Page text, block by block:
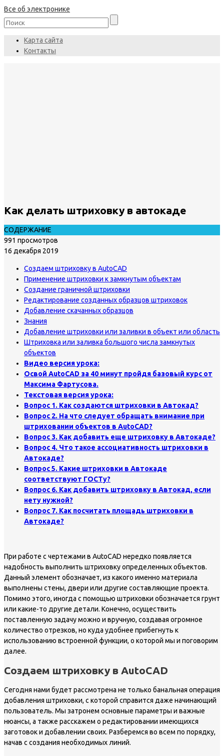
Все об электронике
Карта сайта
Контакты
Как делать штриховку в автокаде
СОДЕРЖАНИЕ
991 просмотров
16 декабря 2019
Создаем штриховку в AutoCAD
Применение штриховки к замкнутым объектам
Создание граничной штриховки
Редактирование созданных образцов штриховок
Добавление скачанных образцов
Знания
Добавление штриховки или заливки в объект или область
Штриховка или заливка большого числа замкнутых
объектов
Видео версия урока:
Освой AutoCAD за 40 минут пройдя базовый курс от
Максима Фартусова.
Текстовая версия урока:
Вопрос 1. Как создаются штриховки в Автокад?
Вопрос 2. На что следует обращать внимание при
штриховании объектов в AutoCAD?
Вопрос 3. Как добавить еще штриховку в Автокаде?
Вопрос 4. Что такое ассоциативность штриховки в
Автокаде?
Вопрос 5. Какие штриховки в Автокаде
соответствуют ГОСТу?
Вопрос 6. Как добавить штриховку в Автокад, если
нету нужной?
Вопрос 7. Как посчитать площадь штриховки в
Автокаде?
При работе с чертежами в AutoCAD нередко появляется
надобность выполнить штриховку определенных объектов.
Данный элемент обозначает, из какого именно материала
выполнены стены, двери или другие составляющие проекта.
Помимо этого, иногда с помощью штриховки обозначается грунт
или какие-то другие детали. Конечно, осуществить
поставленную задачу можно и вручную, создавая огромное
количество отрезков, но куда удобнее прибегнуть к
использованию встроенной функции, о которой мы и поговорим
далее.
Создаем штриховку в AutoCAD
Сегодня нами будет рассмотрена не только банальная операция
добавления штриховки, с которой справится даже начинающий
пользователь. Мы затронем основные параметры и важные
нюансы, а также расскажем о редактировании имеющихся
заготовок и добавлении своих. Разберемся во всем по порядку,
начав с создания необходимых линий.